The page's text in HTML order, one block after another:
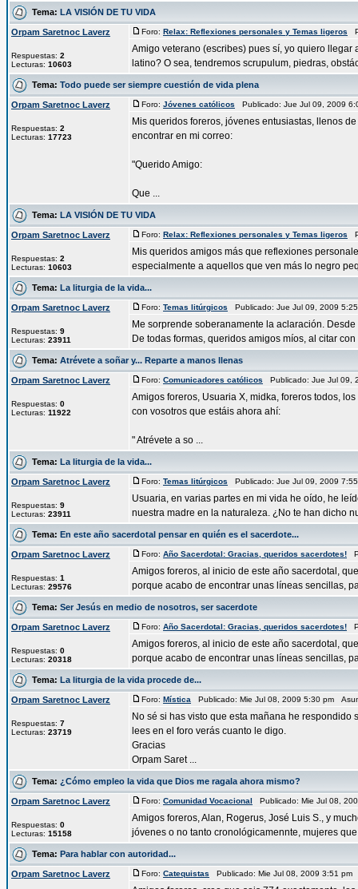
Tema: LA VISIÓN DE TU VIDA
Orpam Saretnoc Laverz
Respuestas: 2
Lecturas: 10603
Foro: Relax: Reflexiones personales y Temas ligeros
Amigo veterano (escribes) pues sí, yo quiero
latino? O sea, tendremos scrupulum, piedras,
Tema: Todo puede ser siempre cuestión de vida plena
Orpam Saretnoc Laverz
Respuestas: 2
Lecturas: 17723
Foro: Jóvenes católicos Publicado: Jue Jul 09, 2009
Mis queridos foreros, jóvenes entusiastas, llenos
encontrar en mi correo:
"Querido Amigo:
Que ...
Tema: LA VISIÓN DE TU VIDA
Orpam Saretnoc Laverz
Respuestas: 2
Lecturas: 10603
Foro: Relax: Reflexiones personales y Temas ligeros
Mis queridos amigos más que reflexiones
especialmente a aquellos que ven más lo negro
Tema: La liturgia de la vida...
Orpam Saretnoc Laverz
Respuestas: 9
Lecturas: 23911
Foro: Temas litúrgicos Publicado: Jue Jul 09, 2009
Me sorprende soberanamente la aclaración.
De todas formas, queridos amigos míos, al citar
Tema: Atrévete a soñar y... Reparte a manos llenas
Orpam Saretnoc Laverz
Respuestas: 0
Lecturas: 11922
Foro: Comunicadores católicos Publicado: Jue Jul
Amigos foreros, Usuaria X, midka, foreros todos,
con vosotros que estáis ahora ahí:
" Atrévete a so ...
Tema: La liturgia de la vida...
Orpam Saretnoc Laverz
Respuestas: 9
Lecturas: 23911
Foro: Temas litúrgicos Publicado: Jue Jul 09, 2009
Usuaria, en varias partes en mi vida he oído, he
nuestra madre en la naturaleza. ¿No te han dicho
Tema: En este año sacerdotal pensar en quién es el sacerdote...
Orpam Saretnoc Laverz
Respuestas: 1
Lecturas: 29576
Foro: Año Sacerdotal: Gracias, queridos sacerdotes!
Amigos foreros, al inicio de este año sacerdotal,
porque acabo de encontrar unas líneas sencillas,
Tema: Ser Jesús en medio de nosotros, ser sacerdote
Orpam Saretnoc Laverz
Respuestas: 0
Lecturas: 20318
Foro: Año Sacerdotal: Gracias, queridos sacerdotes!
Amigos foreros, al inicio de este año sacerdotal,
porque acabo de encontrar unas líneas sencillas,
Tema: La liturgia de la vida procede de...
Orpam Saretnoc Laverz
Respuestas: 7
Lecturas: 23719
Foro: Mística Publicado: Mie Jul 08, 2009 5:30 pm
No sé si has visto que esta mañana he
lees en el foro verás cuanto le digo.
Gracias
Orpam Saret ...
Tema: ¿Cómo empleo la vida que Dios me ragala ahora mismo?
Orpam Saretnoc Laverz
Respuestas: 0
Lecturas: 15158
Foro: Comunidad Vocacional Publicado: Mie Jul 08,
Amigos foreros, Alan, Rogerus, José Luis S., y
jóvenes o no tanto cronológicamennte, mujeres
Tema: Para hablar con autoridad...
Orpam Saretnoc Laverz Foro: Catequistas Publicado: Mie Jul 08, 2009 3:51